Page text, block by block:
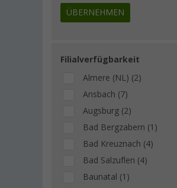
ÜBERNEHMEN
Filialverfügbarkeit
Almere (NL) (2)
Ansbach (7)
Augsburg (2)
Bad Bergzabern (1)
Bad Kreuznach (4)
Bad Salzuflen (4)
Baunatal (1)